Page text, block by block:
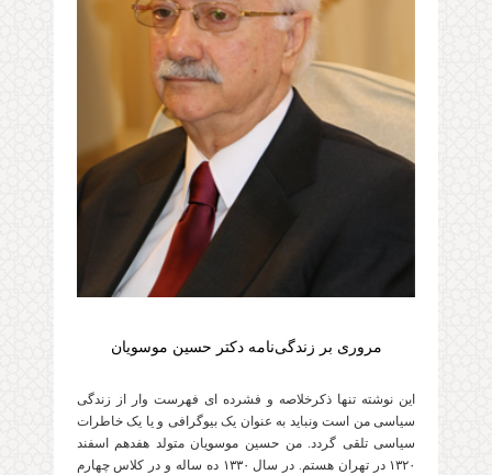
مروری بر زندگی‌نامه دکتر حسین موسویان
این نوشته تنها ذکرخلاصه و فشرده ای فهرست وار از زندگی
سیاسی من است ونباید به عنوان یک بیوگرافی و یا یک خاطرات
سیاسی تلقی گردد. من حسین موسویان متولد هفدهم اسفند
۱۳۲۰ در تهران هستم. در سال ۱۳۳۰ ده ساله و در کلاس چهارم